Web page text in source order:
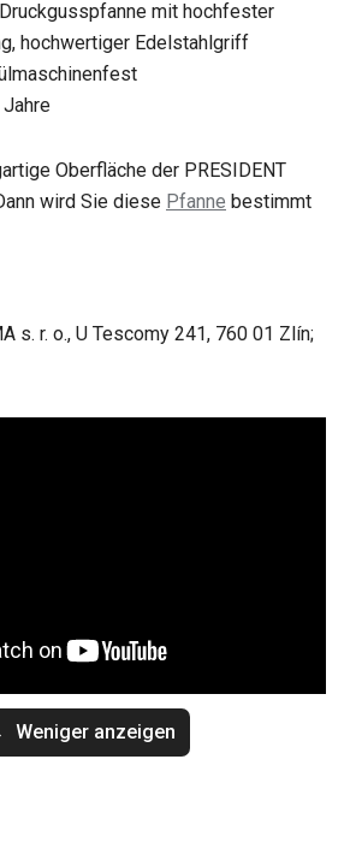
mit hochfester
hochwertiger Edelstahlgriff
Jahre
Oberfläche der PRESIDENT
wird Sie diese Pfanne bestimmt
s. r. o., U Tescomy 241, 760 01 Zlín;
Weniger anzeigen